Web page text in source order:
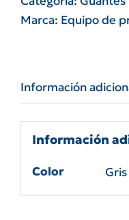
pesado
corte
cantidad
Marca: Equipo de
Información
Información
Color Gris